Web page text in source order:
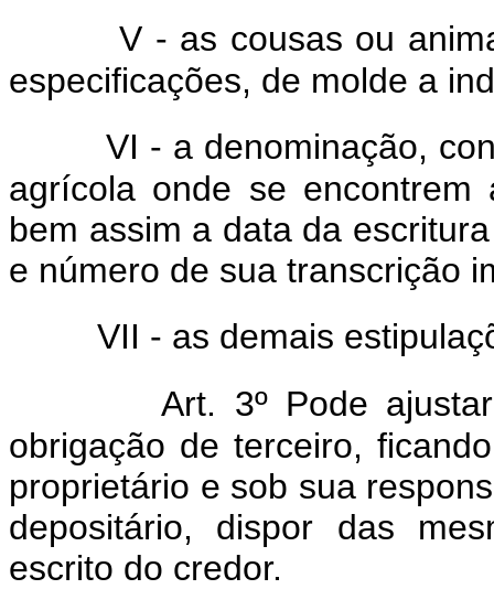
V - as cousas ou
especificações, de molde a
VI - a denominação,
agrícola onde se encontrem
bem assim a data da
e número de sua transcrição
VII - as demais
Art. 3º Pode
obrigação de terceiro,
proprietário e sob sua
depositário, dispor das
escrito do credor.